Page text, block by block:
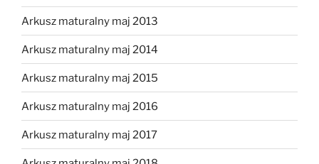
Arkusz maturalny maj 2013
Arkusz maturalny maj 2014
Arkusz maturalny maj 2015
Arkusz maturalny maj 2016
Arkusz maturalny maj 2017